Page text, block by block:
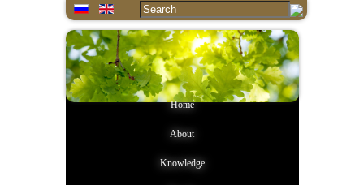
Home
About
Knowledge